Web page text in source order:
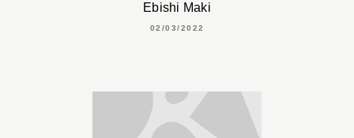
Ebishi Maki
02/03/2022